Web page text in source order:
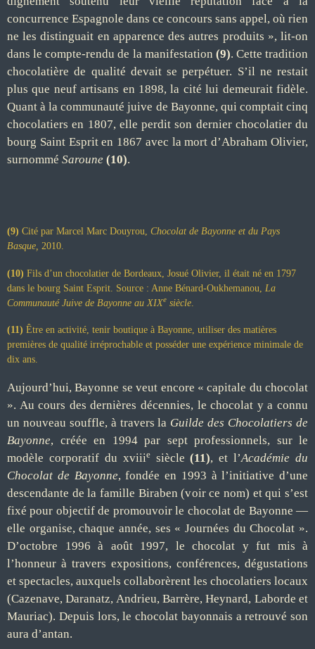
concurrence Espagnole dans ce concours sans appel, où rien
ne les distinguait en apparence des autres produits », lit-on
dans le compte-rendu de la manifestation (9). Cette tradition
chocolatière de qualité devait se perpétuer. S’il ne restait
plus que neuf artisans en 1898, la cité lui demeurait fidèle.
Quant à la communauté juive de Bayonne, qui comptait cinq
chocolatiers en 1807, elle perdit son dernier chocolatier du
bourg Saint Esprit en 1867 avec la mort d’Abraham Olivier,
surnommé Saroune (10).
(9) Cité par Marcel Marc Douyrou, Chocolat de Bayonne et du Pays
Basque, 2010.
(10) Fils d’un chocolatier de Bordeaux, Josué Olivier, il était né en 1797
dans le bourg Saint Esprit. Source : Anne Bénard-Oukhemanou, La
Communauté Juive de Bayonne au XIXe siècle
(11) Être en activité, tenir boutique à Bayonne, utiliser des matières
premières de qualité irréprochable et posséder une expérience minimale de
dix ans.
Aujourd’hui, Bayonne se veut encore « capitale du chocolat
». Au cours des dernières décennies, le chocolat y a connu
un nouveau souffle, à travers la Guilde des Chocolatiers de
Bayonne, créée en 1994 par sept professionnels, sur le
modèle corporatif du xviiiesiècle(11), et l’Académie du
Chocolat de Bayonne, fondée en 1993 à l’initiative d’une
descendante de la famille Biraben (voir ce nom) et qui s’est
fixé pour objectif de promouvoir le chocolat de Bayonne —
elle organise, chaque année, ses « Journées du Chocolat ».
D’octobre 1996 à août 1997, le chocolat y fut mis à
l’honneur à travers expositions, conférences, dégustations
et spectacles, auxquels collaborèrent les chocolatiers locaux
(Cazenave, Daranatz, Andrieu, Barrère, Heynard, Laborde et
Mauriac). Depuis lors, le chocolat bayonnais a retrouvé son
aura d’antan.